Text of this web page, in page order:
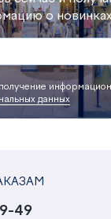
о
данных
49